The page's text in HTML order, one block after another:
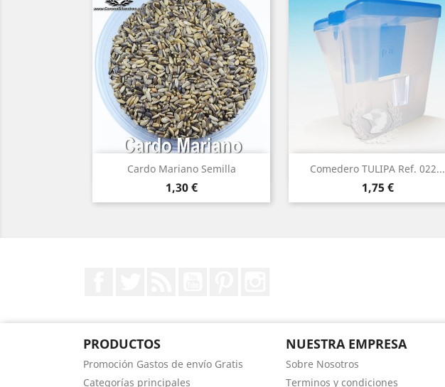
Cardo Mariano Semilla
Precio
1,30 €
 Vista rápida Comedero TULIPA Ref. 022...
Precio
1,75 €
Vista rápida
PRODUCTOS
Promoción Gastos de envío Gratis
Categorías principales
NUESTRA EMPRESA
Sobre Nosotros
Terminos y condiciones